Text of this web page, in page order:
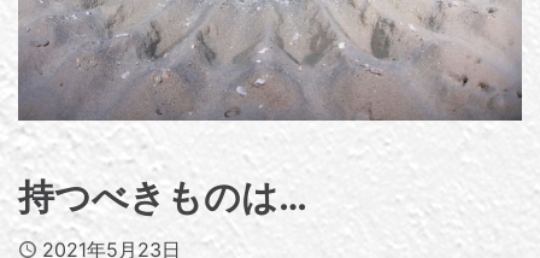
持つべきものは…
Published
2021年5月23日